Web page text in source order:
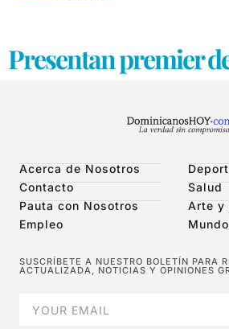
Presentan premier
Acerca de Nosotros
Contacto
Pauta con Nosotros
Empleo
Salud
Arte y
Mundo
SUSCRÍBETE A NUESTRO BOLETÍN PARA
ACTUALIZADA, NOTICIAS Y OPINIONES